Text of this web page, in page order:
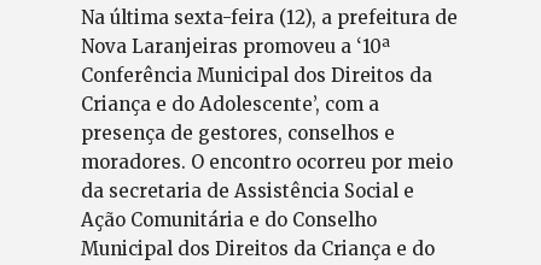
Na última sexta-feira (12), a prefeitura de
Nova Laranjeiras promoveu a ‘10ª
Conferência Municipal dos Direitos da
Criança e do Adolescente’, com a
presença de gestores, conselhos e
moradores. O encontro ocorreu por meio
da secretaria de Assistência Social e
Ação Comunitária e do Conselho
Municipal dos Direitos da Criança e do